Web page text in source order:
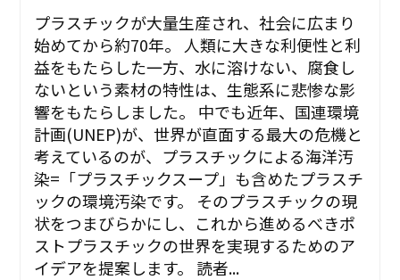
プラスチックが大量生産され、社会に広まり
始めてから約70年。 人類に大きな利便性と利
益をもたらした一方、水に溶けない、腐食し
ないという素材の特性は、生態系に悲惨な影
響をもたらしました。 中でも近年、国連環境
計画(UNEP)が、世界が直面する最大の危機と
考えているのが、プラスチックによる海洋汚
染=「プラスチックスープ」も含めたプラスチ
ックの環境汚染です。 そのプラスチックの現
状をつまびらかにし、これから進めるべきポ
ストプラスチックの世界を実現するためのア
イデアを提案します。 読者...